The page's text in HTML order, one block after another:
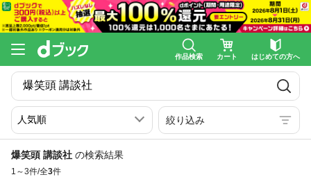
作品検索 カート はじめての方へ
絞り込み
爆笑頭 講談社 の検索結果
1～3件/全3件